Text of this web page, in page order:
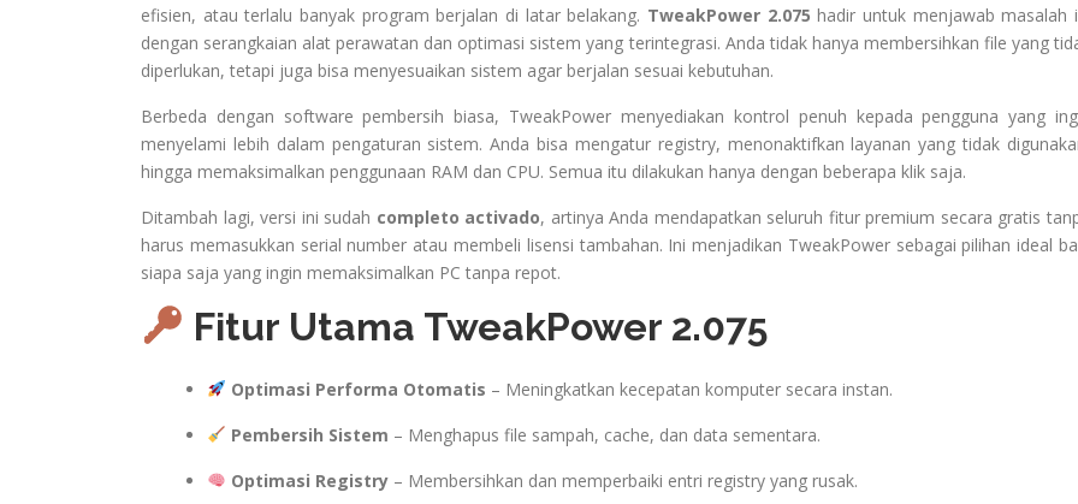
efisien, atau terlalu banyak program berjalan di latar belakang. TweakPower 2.075 hadir untuk menjawab masalah
dengan serangkaian alat perawatan dan optimasi sistem yang terintegrasi. Anda tidak hanya membersihkan file yang
diperlukan, tetapi juga bisa menyesuaikan sistem agar berjalan sesuai kebutuhan.
Berbeda dengan software pembersih biasa, TweakPower menyediakan kontrol penuh kepada pengguna yang
menyelami lebih dalam pengaturan sistem. Anda bisa mengatur registry, menonaktifkan layanan yang tidak
hingga memaksimalkan penggunaan RAM dan CPU. Semua itu dilakukan hanya dengan beberapa klik saja.
Ditambah lagi, versi ini sudah completo activado, artinya Anda mendapatkan seluruh fitur premium secara gratis
harus memasukkan serial number atau membeli lisensi tambahan. Ini menjadikan TweakPower sebagai pilihan ideal
siapa saja yang ingin memaksimalkan PC tanpa repot.
Fitur Utama TweakPower 2.075
Optimasi Performa Otomatis – Meningkatkan kecepatan komputer secara instan.
Pembersih Sistem – Menghapus file sampah, cache, dan data sementara.
Optimasi Registry– Membersihkan dan memperbaiki entri registry yang rusak.